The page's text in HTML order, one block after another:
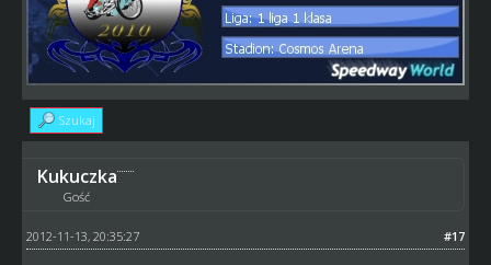
Szukaj
Kukuczka
Gość
#17
2012-11-13, 20:35:27